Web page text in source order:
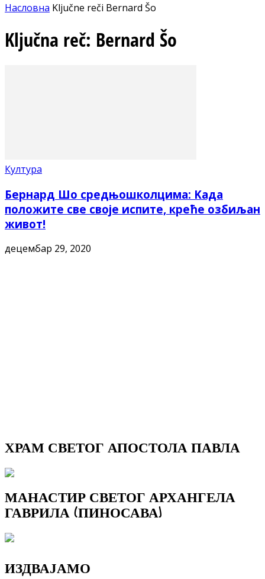
Насловна Ključne reči Bernard Šo
Ključna reč: Bernard Šo
Култура
Бернард Шо средњошколцима: Kада
положите све своје испите, креће озбиљан
живот!
децембар 29, 2020
ХРАМ СВЕТОГ АПОСТОЛА ПАВЛА
МАНАСТИР СВЕТОГ АРХАНГЕЛА
ГАВРИЛА (ПИНОСАВА)
ИЗДВАЈАМО